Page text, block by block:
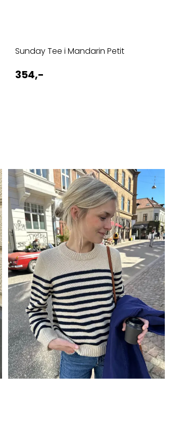
Sunday Tee i Mandarin Petit
354,-